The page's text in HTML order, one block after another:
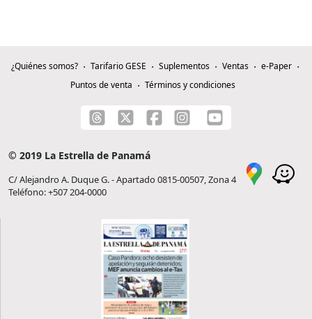
¿Quiénes somos? Tarifario GESE Suplementos Ventas
e-Paper
Puntos de venta
Términos y condiciones
© 2019 La Estrella de Panamá
C/ Alejandro A. Duque G. - Apartado 0815-00507, Zona 4
Teléfono: +507 204-0000